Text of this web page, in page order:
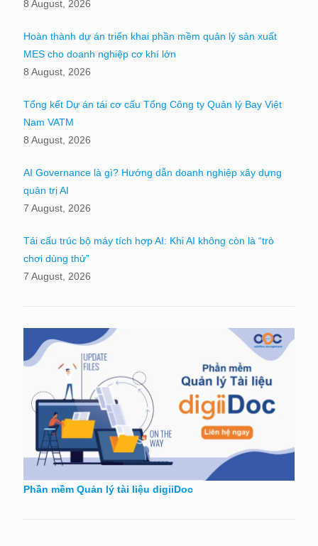
8 August, 2026
Hoàn thành dự án triển khai phần mềm quản lý sản xuất
MES cho doanh nghiệp cơ khí lớn
8 August, 2026
Tổng kết Dự án tái cơ cấu Tổng Công ty Quản lý Bay Việt
Nam VATM
8 August, 2026
AI Governance là gì? Hướng dẫn doanh nghiệp xây dựng
quản trị AI
7 August, 2026
Tái cấu trúc bộ máy tích hợp AI: Khi AI không còn là “trò
chơi dùng thử”
7 August, 2026
Phần mềm Quản lý tài liệu digiiDoc